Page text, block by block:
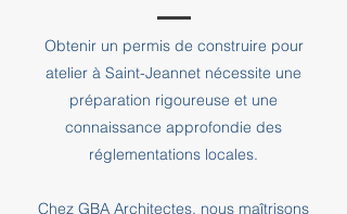
Obtenir un permis de construire pour
atelier à Saint-Jeannet nécessite une
préparation rigoureuse et une
connaissance approfondie des
réglementations locales.
Chez GBA Architectes, nous maîtrisons